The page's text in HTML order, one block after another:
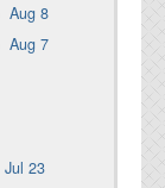
Aug 8
Aug 7
Jul 23